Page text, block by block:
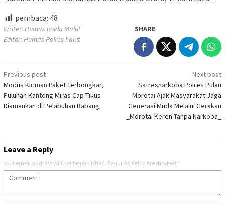
pembaca: 48
Writer: Humas polda Malut
Editor: Humas Polres halut
SHARE
Post
navigation
Previous post
Modus Kiriman Paket Terbongkar,
Puluhan Kantong Miras Cap Tikus
Diamankan di Pelabuhan Babang
Next post
Satresnarkoba Polres Pulau
Morotai Ajak Masyarakat Jaga
Generasi Muda Melalui Gerakan
_Morotai Keren Tanpa Narkoba_
Leave a Reply
Your email address will not be published. Required fields are marked *